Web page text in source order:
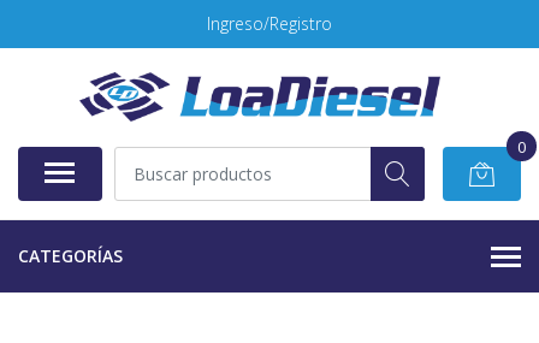
Ingreso/Registro
0
CATEGORÍAS